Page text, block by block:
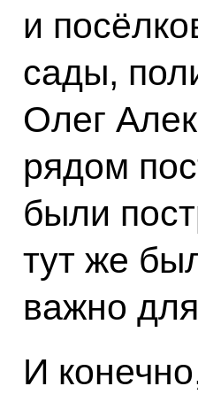
и
сады,
Олег
рядом
были
тут же
важно
И